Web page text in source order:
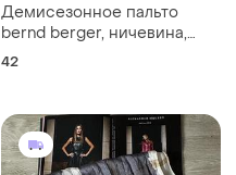
Демисезонное пальто
bernd berger, ничевина,
р.40-42
42